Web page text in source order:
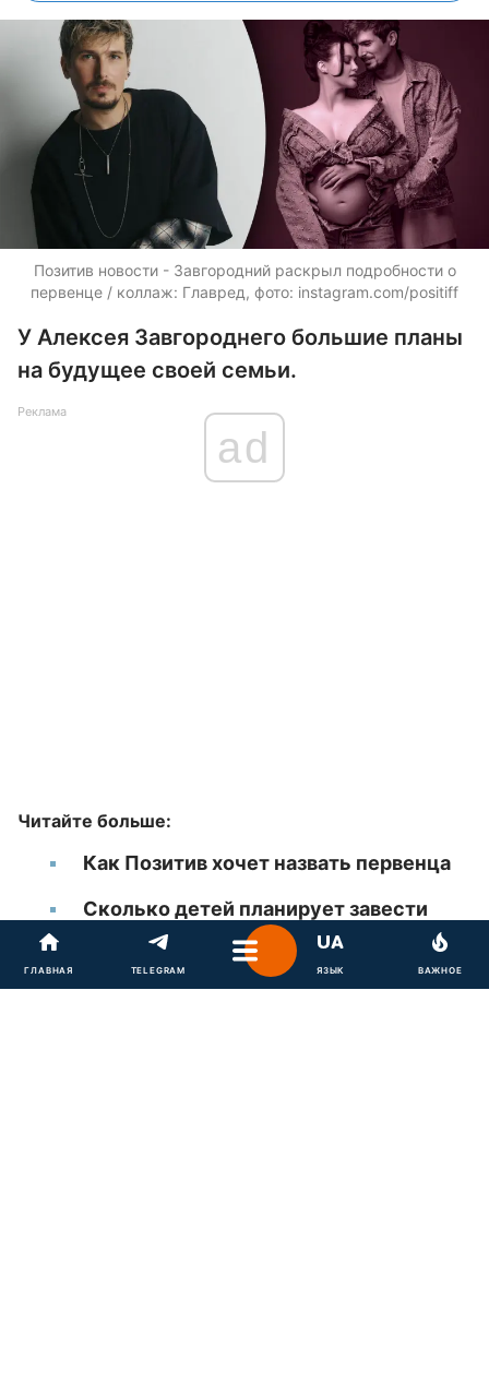
Позитив новости - Завгородний раскрыл подробности о
первенце / коллаж: Главред, фото: instagram.com/positiff
У Алексея Завгороднего большие планы
на будущее своей семьи.
Реклама
ad
Читайте больше:
Как Позитив хочет назвать первенца
Сколько детей планирует завести
Кому из украинских звезд он бы
ГЛАВНАЯ TELEGRAM ЯЗЫК ВАЖНОЕ